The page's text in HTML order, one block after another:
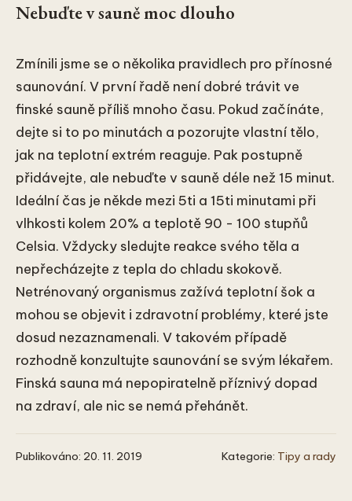
Nebuďte v sauně moc dlouho
Zmínili jsme se o několika pravidlech pro přínosné
saunování. V první řadě není dobré trávit ve
finské sauně příliš mnoho času. Pokud začínáte,
dejte si to po minutách a pozorujte vlastní tělo,
jak na teplotní extrém reaguje. Pak postupně
přidávejte, ale nebuďte v sauně déle než 15 minut.
Ideální čas je někde mezi 5ti a 15ti minutami při
vlhkosti kolem 20% a teplotě 90 - 100 stupňů
Celsia. Vždycky sledujte reakce svého těla a
nepřecházejte z tepla do chladu skokově.
Netrénovaný organismus zažívá teplotní šok a
mohou se objevit i zdravotní problémy, které jste
dosud nezaznamenali. V takovém případě
rozhodně konzultujte saunování se svým lékařem.
Finská sauna má nepopiratelně příznivý dopad
na zdraví, ale nic se nemá přehánět.
Publikováno: 20. 11. 2019 Kategorie: Tipy a rady